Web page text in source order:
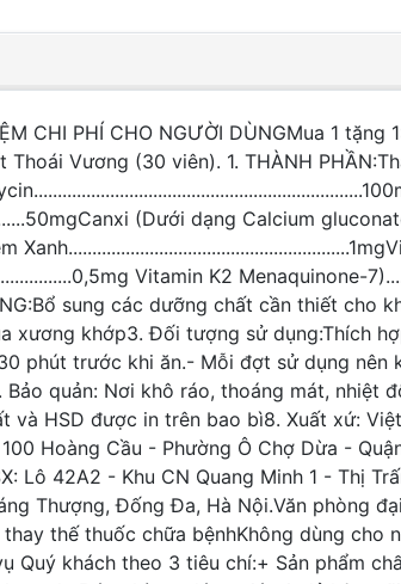
CHI PHÍ CHO NGƯỜI DÙNGMua 1
Vương (30 viên). 1. THÀNH
(Dưới dạng Calcium
Vitamin K2 Menaquinone-
sung các dưỡng chất cần thiết
xương khớp3. Đối tượng sử dụng:Thích
phút trước khi ăn.- Mỗi đợt sử dụng
quản: Nơi khô ráo, thoáng mát,
và HSD được in trên bao bì8. Xuất xứ:
Hoàng Cầu - Phường Ô Chợ Dừa -
Lô 42A2 - Khu CN Quang Minh 1 - Thị
Thượng, Đống Đa, Hà Nội.Văn phòng
thế thuốc chữa bệnhKhông dùng
Quý khách theo 3 tiêu chí:+ Sản phẩm